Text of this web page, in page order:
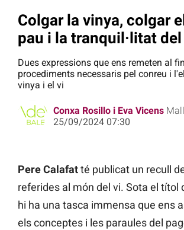
Colgar la vinya, colgar
pau i la tranquil·litat
Dues expressions que ens remeten al
procediments necessaris pel conreu i
vinya i el vi
Conxa Rosillo i Eva Vicens
25/09/2024 07:30
Pere Calafatté publicat un recull
referides al món del vi. Sota el títol
hi ha una tasca immensa que ens
els conceptes i les paraules del